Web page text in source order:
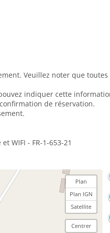
Veuillez noter que
indiquer cette
de réservation.
WIFI - FR-1-653-21
Plan
Plan IGN
Satellite
Centrer